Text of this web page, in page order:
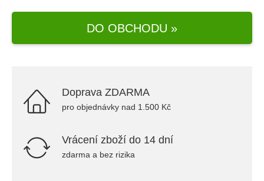
DO OBCHODU »
Doprava ZDARMA
pro objednávky nad 1.500 Kč
Vrácení zboží do 14 dní
zdarma a bez rizika